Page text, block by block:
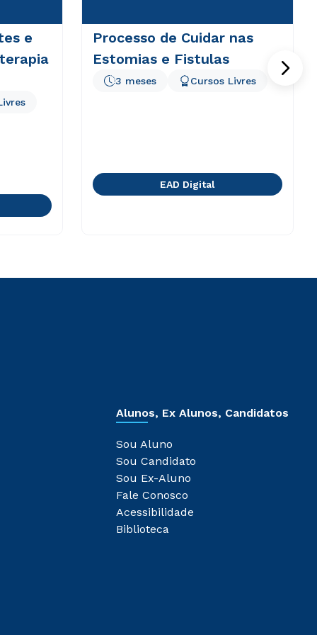
e
Processo de Cuidar nas
Estomias e Fistulas
3 meses Cursos Livres
EAD Digital
Alunos, Ex Alunos, Candidatos
Sou Aluno
Sou Candidato
Sou Ex-Aluno
Fale Conosco
Acessibilidade
Biblioteca